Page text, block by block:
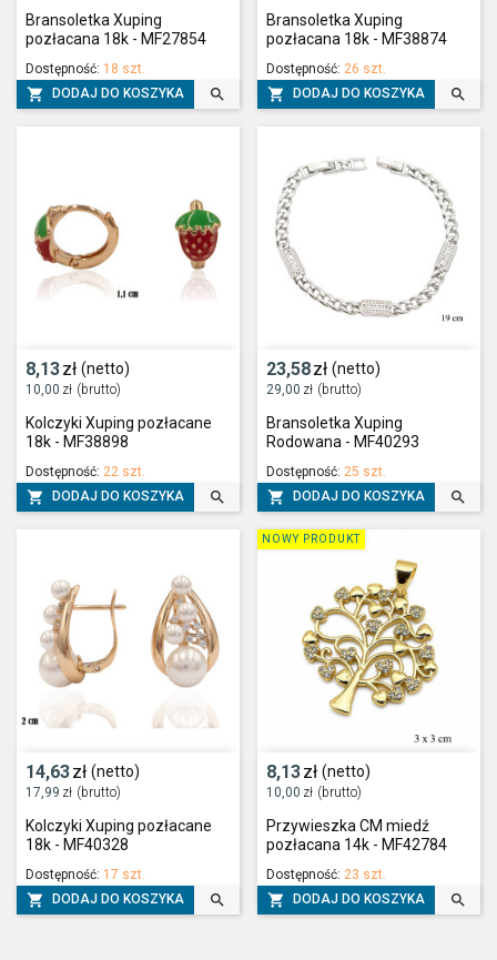
Bransoletka Xuping
pozłacana 18k - MF27854
Dostępność: 18 szt.
 DODAJ DO KOSZYKA 
Bransoletka Xuping
pozłacana 18k - MF38874
Dostępność: 26 szt.
 DODAJ DO KOSZYKA 
8,13zł (netto)
10,00 zł (brutto)
Kolczyki Xuping pozłacane
18k - MF38898
Dostępność: 22 szt.
 DODAJ DO KOSZYKA 
23,58zł (netto)
29,00 zł (brutto)
Bransoletka Xuping
Rodowana - MF40293
Dostępność: 25 szt.
 DODAJ DO KOSZYKA 
14,63zł (netto)
17,99 zł (brutto)
Kolczyki Xuping pozłacane
18k - MF40328
Dostępność: 17 szt.
 DODAJ DO KOSZYKA 
8,13zł (netto)
10,00 zł (brutto)
Przywieszka CM miedź
pozłacana 14k - MF42784
Dostępność: 23 szt.
 DODAJ DO KOSZYKA 
NOWY PRODUKT